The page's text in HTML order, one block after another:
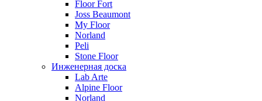
Floor Fort
Joss Beaumont
My Floor
Norland
Peli
Stone Floor
Инженерная доска
Lab Arte
Alpine Floor
Norland